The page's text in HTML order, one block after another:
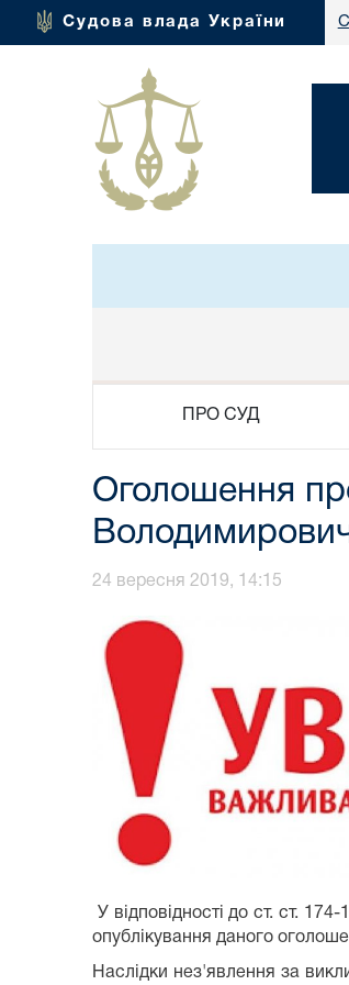
Судова влада України
ПРО СУД
Оголошення
24 вересня 2019, 14:15
У відповідності до ст. ст.
опублікування даного
Наслідки нез'явлення за